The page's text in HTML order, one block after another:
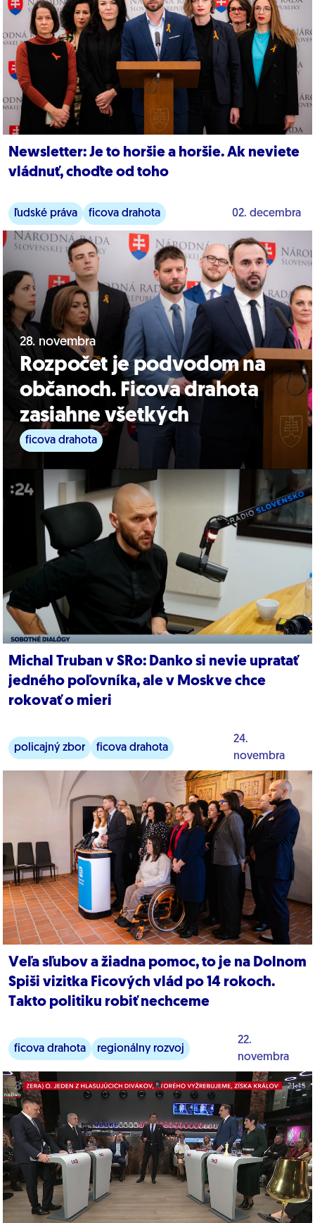
Newsletter: Je to horšie a horšie. Ak neviete
vládnuť, choďte od toho
ľudské práva ficova drahota 02. decembra
28. novembra
Rozpočet je podvodom na
občanoch. Ficova drahota
zasiahne všetkých
ficova drahota
Michal Truban v SRo: Danko si nevie upratať
jedného poľovníka, ale v Moskve chce
rokovať o mieri
policajný zbor
ficova drahota
energetika
24.
novembra
Veľa sľubov a žiadna pomoc, to je na Dolnom
Spiši vizitka Ficových vlád po 14 rokoch.
Takto politiku robiť nechceme
ficova drahota
regionálny rozvoj
mladí ľudia
22.
novembra